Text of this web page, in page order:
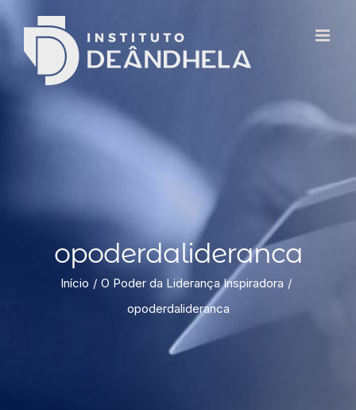
opoderdalideranca
Início
O Poder da Liderança Inspiradora
opoderdalideranca